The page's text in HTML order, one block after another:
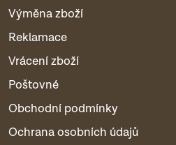
Výměna zboží
Reklamace
Vrácení zboží
Poštovné
Obchodní podmínky
Ochrana osobních údajů